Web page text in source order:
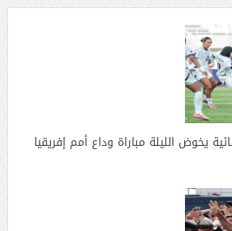
يخوض الليلة مباراة وداع أمم إفريقيا